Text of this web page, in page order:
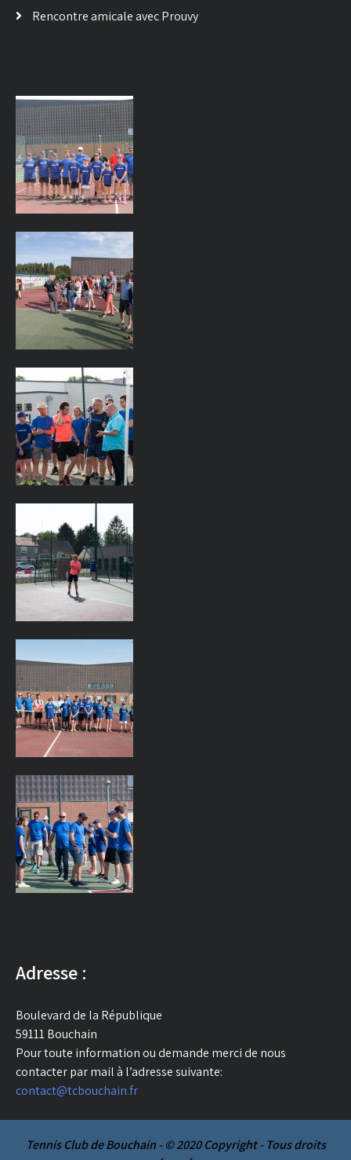
Rencontre amicale avec Prouvy
Adresse :
Boulevard de la République
59111 Bouchain
Pour toute information ou demande merci de nous
contacter par mail à l’adresse suivante:
contact@tcbouchain.fr
Tennis Club de Bouchain - © 2020 Copyright - Tous droits